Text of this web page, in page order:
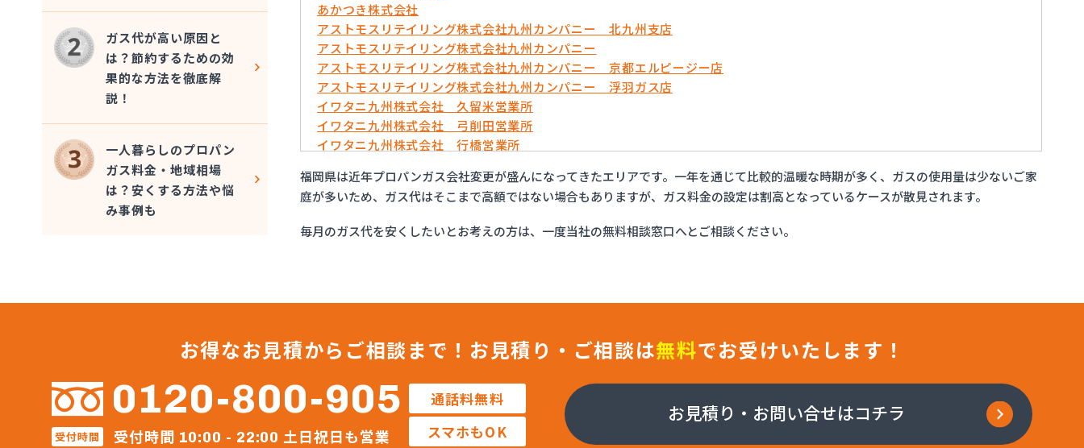
あかつき株式会社
アストモスリテイリング株式会社九州カンパニー 北九州支店
アストモスリテイリング株式会社九州カンパニー
アストモスリテイリング株式会社九州カンパニー 京都エルピージー店
アストモスリテイリング株式会社九州カンパニー 浮羽ガス店
イワタニ九州株式会社 久留米営業所
イワタニ九州株式会社 弓削田営業所
イワタニ九州株式会社 行橋営業所
イワタニ九州株式会社 福岡西営業所
イワタニ九州株式会社 北九州支店
グリーンホーム株式会社
ケイ・ティ液化ガス
サンダーガス株式会社 苅原店
セイフティガス株式会社
セブンガス株式会社
ダイネン株式会社 北九州営業所
テックホームガス株式会社
ナラヤ商店
福岡県は近年プロパンガス会社変更が盛んになってきたエリアです。一年を通じて比較的温暖な時期が多く、ガスの使用量は少ないご家
庭が多いため、ガス代はそこまで高額ではない場合もありますが、ガス料金の設定は割高となっているケースが散見されます。
毎月のガス代を安くしたいとお考えの方は、一度当社の無料相談窓口へとご相談ください。
ガス代が高い原因と
は？節約するための効
果的な方法を徹底解
説！
一人暮らしのプロパン
ガス料金・地域相場
は？安くする方法や悩
み事例も
お得なお見積からご相談まで！ お見積り・ご相談は無料でお受けいたします！
0120-800-905
受付時間 受付時間 10:00 - 22:00 土日祝日も営業
通話料無料
スマホもOK
お見積り・お問い合せはコチラ